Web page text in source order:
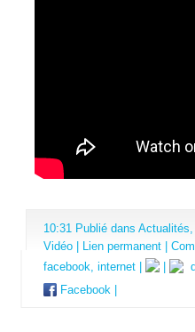
10:31 Publié dans Actualités,
Vidéo
Lien permanent
facebook, internet
Facebook